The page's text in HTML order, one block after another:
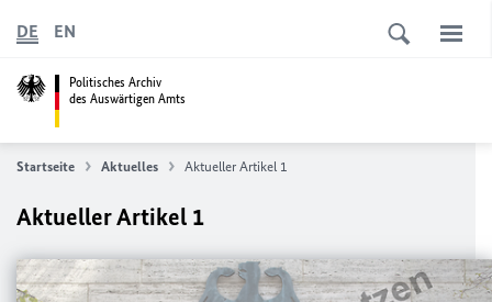
Politisches Archiv
des Auswärtigen Amts
DE EN
Startseite Aktuelles Aktueller Artikel 1
Aktueller Artikel 1